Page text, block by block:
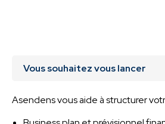
Vous souhaitez vous lancer
Asendens vous aide à structurer